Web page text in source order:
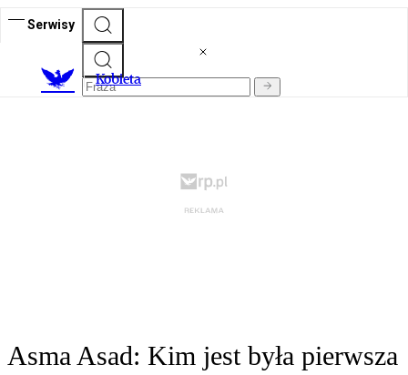
Serwisy
Kobieta
Asma Asad: Kim jest była pierwsza